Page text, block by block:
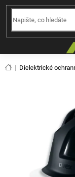
Přejít
obsah
Domů
Dielektrické